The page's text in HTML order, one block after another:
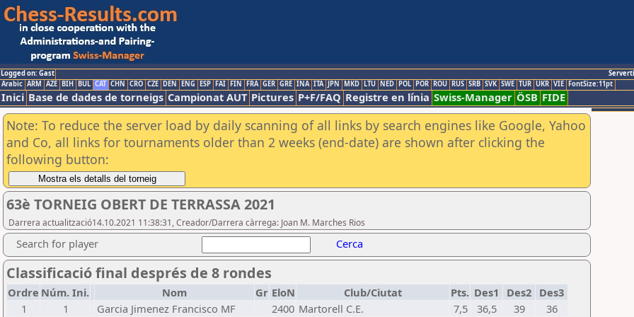
Logged on: Gast
Arabic ARM AZE BIH BUL CAT CHN CRO CZE DEN ENG ESP FAI FIN FRA GER GRE INA ITA JPN MKD LTU NED POL POR ROU RUS SRB SVK SWE TUR UKR VIE FontSize:11pt
Inici Base de dades de torneigs Campionat AUT Pictures P+F/FAQ Registre en línia Swiss-Manager ÖSB FIDE
Note: To reduce the server load by daily scanning of all links by search engines like Google, Yahoo
and Co, all links for tournaments older than 2 weeks (end-date) are shown after clicking the
following button:
63è TORNEIG OBERT DE TERRASSA 2021
Darrera actualització14.10.2021 11:38:31, Creador/Darrera càrrega: Joan M. Marches Rios
Search for player Cerca
Classificació final després de 8 rondes
Ordre Núm. Ini. Nom Gr EloN Club/Ciutat Pts. Des1 Des2 Des3
1
1 Garcia Jimenez Francisco MF 2400 Martorell C.E. 7,5 36,5 39
36